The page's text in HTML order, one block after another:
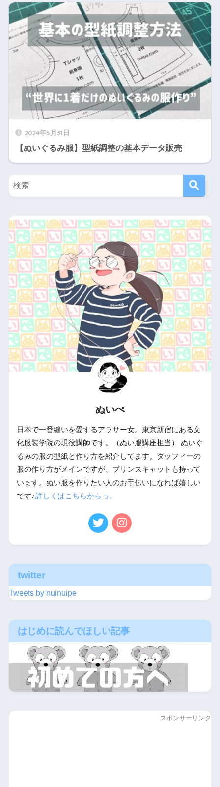
2024年5月31日
【ぬいぐるみ服】型紙調整の基本データ販売
ぬいぺ
日本で一番縫いを愛するアラサー女。東京新宿にある文
化服装学院の現役講師です。（ぬい服講座担当） ぬいぐ
るみの服の型紙と作り方を紹介してます。ダッフィーの
服の作り方がメインですが、プリンスキャットも持って
います。ぬい服を作りたい人のお手伝いになれば嬉しい
です♪詳しくはこちらからっ。
twitter
Tweets by nuinuipe
はじめに読んでほしい記事
スポンサーリンク